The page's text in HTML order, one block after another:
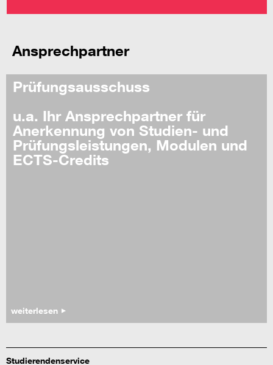
Ansprechpartner
Prüfungsausschuss
u.a. Ihr Ansprechpartner für
Anerkennung von Studien- und
Prüfungsleistungen, Modulen und
ECTS-Credits
weiterlesen
Studierendenservice